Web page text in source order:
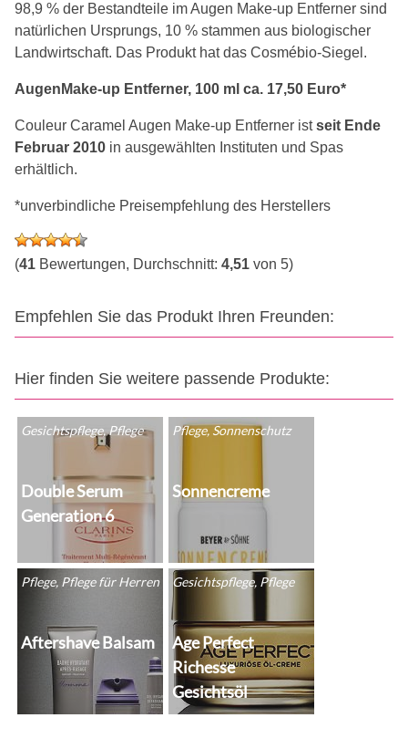
98,9 % der Bestandteile im Augen Make-up Entferner sind
natürlichen Ursprungs, 10 % stammen aus biologischer
Landwirtschaft. Das Produkt hat das Cosmébio-Siegel.
AugenMake-up Entferner, 100 ml ca. 17,50 Euro*
Couleur Caramel Augen Make-up Entferner istseit Ende
Februar 2010 in ausgewählten Instituten und Spas
erhältlich.
*unverbindliche Preisempfehlung des Herstellers
(41 Bewertungen, Durchschnitt: 4,51 von 5)
Empfehlen Sie das Produkt Ihren Freunden:
Hier finden Sie weitere passende Produkte:
Gesichtspflege, Pflege
Double Serum
Generation 6
Pflege, Sonnenschutz
Sonnencreme
Pflege, Pflege für Herren
Aftershave Balsam
Gesichtspflege, Pflege
Age Perfect
Richesse
Gesichtsöl